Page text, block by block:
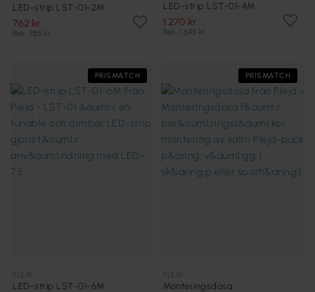
LED-strip LST-01-2M
762 kr
Rek. 985 kr
LED-strip LST-01-4M
1 270 kr
Rek. 1 645 kr
PRISMATCH
LED-strip LST-01-6M
PRISMATCH
Monteringsdosa